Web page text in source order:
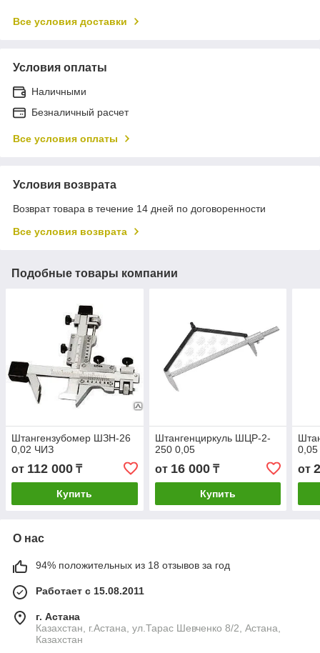
Все условия доставки
Условия оплаты
Наличными
Безналичный расчет
Все условия оплаты
Условия возврата
Возврат товара в течение 14 дней по договоренности
Все условия возврата
Подобные товары компании
Штангензубомер ШЗН-26
0,02 ЧИЗ
от 112 000 ₸
Купить
Штангенциркуль ШЦР-2-
250 0,05
от 16 000₸
Купить
0,05
от
О нас
94% положительных из 18 отзывов за год
Работает с 15.08.2011
г. Астана
Казахстан, г.Астана, ул.Тарас Шевченко 8/2, Астана,
Казахстан